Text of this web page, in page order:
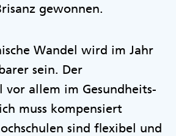
gewonnen.
Wandel wird im Jahr
sein. Der
vor allem im Gesundheits-
muss kompensiert
sind flexibel und